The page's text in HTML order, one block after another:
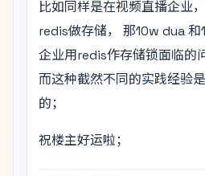
比如同样是在视频直播企业
redis做存储， 那10w dua
企业用redis作存储锁面临的
而这种截然不同的实践经验
的；
祝楼主好运啦；